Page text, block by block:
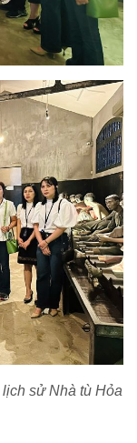
lịch sử Nhà tù Hỏa